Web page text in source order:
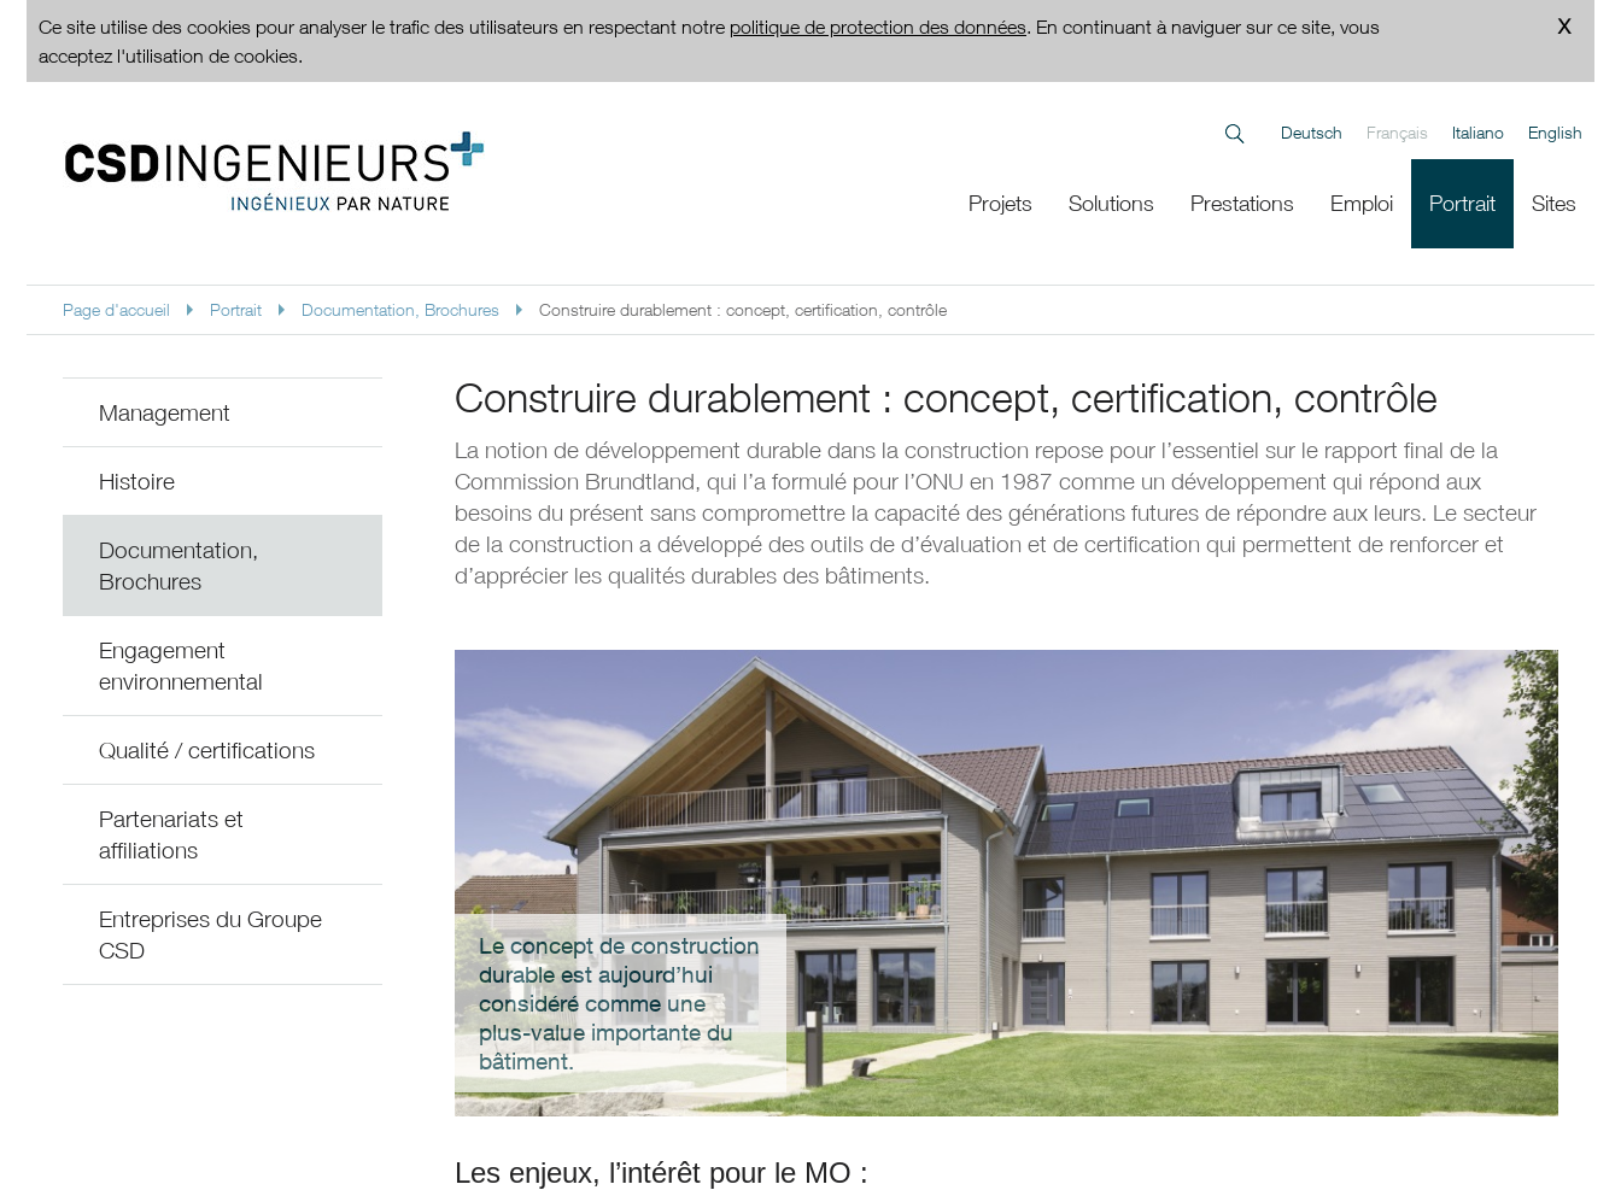
Ce site utilise des cookies pour analyser le trafic des utilisateurs en respectant notre politique de protection des données. En continuant à naviguer sur ce site, vous
acceptez l'utilisation de cookies.
Deutsch Français Italiano English
Projets Solutions Prestations Emploi Portrait Sites
Page d'accueil Portrait Documentation, Brochures Construire durablement : concept, certification, contrôle
Management
Histoire
Documentation,
Brochures
Engagement
environnemental
Qualité / certifications
Partenariats et
affiliations
Entreprises du Groupe
CSD
Construire durablement : concept, certification, contrôle
La notion de développement durable dans la construction repose pour l’essentiel sur le rapport final de la
Commission Brundtland, qui l’a formulé pour l’ONU en 1987 comme un développement qui répond aux
besoins du présent sans compromettre la capacité des générations futures de répondre aux leurs. Le secteur
de la construction a développé des outils de d’évaluation et de certification qui permettent de renforcer et
d’apprécier les qualités durables des bâtiments.
Le concept de construction
durable est aujourd’hui
considéré comme une
plus-value importante du
bâtiment.
Les enjeux, l’intérêt pour le MO :